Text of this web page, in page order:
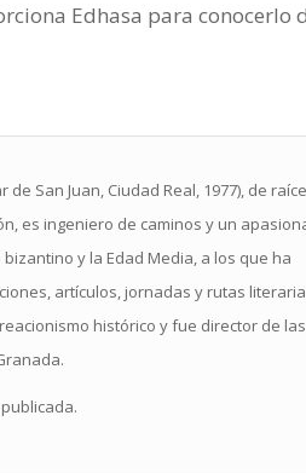
Edhasa para conocerlo
de San Juan, Ciudad Real, 1977), de
es ingeniero de caminos y un
y la Edad Media, a los que ha
artículos, jornadas y rutas
histórico y fue director de las